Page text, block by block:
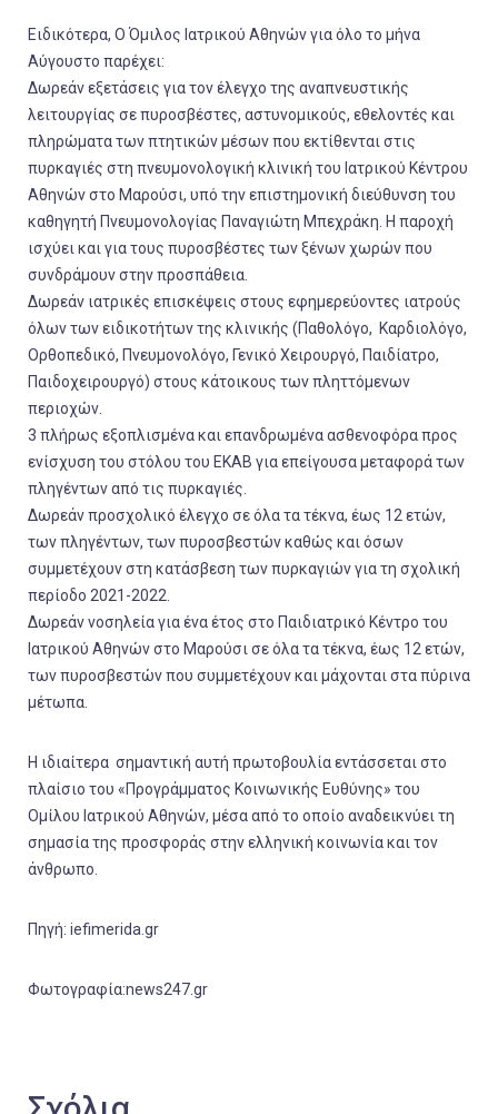
Ειδικότερα, Ο Όμιλος Ιατρικού Αθηνών για όλο το μήνα
Αύγουστο παρέχει:
Δωρεάν εξετάσεις για τον έλεγχο της αναπνευστικής
λειτουργίας σε πυροσβέστες, αστυνομικούς, εθελοντές και
πληρώματα των πτητικών μέσων που εκτίθενται στις
πυρκαγιές στη πνευμονολογική κλινική του Ιατρικού Κέντρου
Αθηνών στο Μαρούσι, υπό την επιστημονική διεύθυνση του
καθηγητή Πνευμονολογίας Παναγιώτη Μπεχράκη. Η παροχή
ισχύει και για τους πυροσβέστες των ξένων χωρών που
συνδράμουν στην προσπάθεια.
Δωρεάν ιατρικές επισκέψεις στους εφημερεύοντες ιατρούς
όλων των ειδικοτήτων της κλινικής (Παθολόγο, Καρδιολόγο,
Ορθοπεδικό, Πνευμονολόγο, Γενικό Χειρουργό, Παιδίατρο,
Παιδοχειρουργό) στους κάτοικους των πληττόμενων
περιοχών.
3 πλήρως εξοπλισμένα και επανδρωμένα ασθενοφόρα προς
ενίσχυση του στόλου του ΕΚΑΒ για επείγουσα μεταφορά των
πληγέντων από τις πυρκαγιές.
Δωρεάν προσχολικό έλεγχο σε όλα τα τέκνα, έως 12 ετών,
των πληγέντων, των πυροσβεστών καθώς και όσων
συμμετέχουν στη κατάσβεση των πυρκαγιών για τη σχολική
περίοδο 2021-2022.
Δωρεάν νοσηλεία για ένα έτος στο Παιδιατρικό Κέντρο του
Ιατρικού Αθηνών στο Μαρούσι σε όλα τα τέκνα, έως 12 ετών,
των πυροσβεστών που συμμετέχουν και μάχονται στα πύρινα
μέτωπα.
Η ιδιαίτερα σημαντική αυτή πρωτοβουλία εντάσσεται στο
πλαίσιο του «Προγράμματος Κοινωνικής Ευθύνης» του
Ομίλου Ιατρικού Αθηνών, μέσα από το οποίο αναδεικνύει τη
σημασία της προσφοράς στην ελληνική κοινωνία και τον
άνθρωπο.
Πηγή: iefimerida.gr
Φωτογραφία:news247.gr